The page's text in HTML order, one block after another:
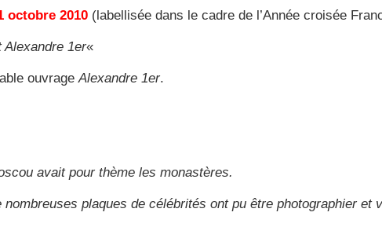
octobre 2010 (labellisée dans le cadre de l’Année croisée
Alexandre 1er«
ouvrageAlexandre 1er.
avait pour thème les monastères.
nombreuses plaques de célébrités ont pu être photographier et